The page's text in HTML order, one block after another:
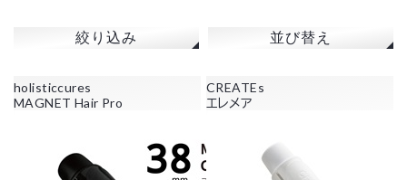
絞り込み 並び替え
holisticcures
MAGNET Hair Pro
CREATEs
エレメア